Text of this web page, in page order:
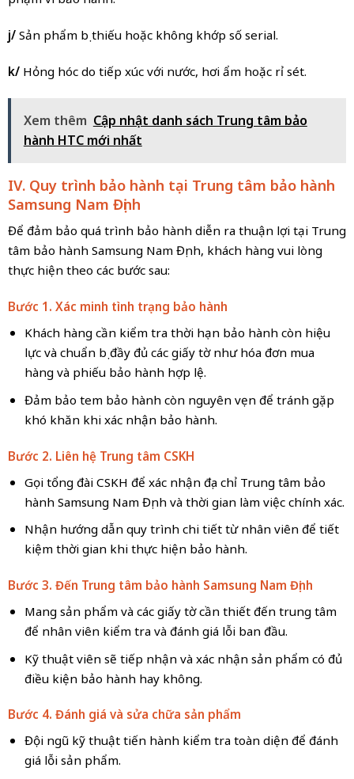
j/Sản phẩm bị thiếu hoặc không khớp số serial.
k/Hỏng hóc do tiếp xúc với nước, hơi ẩm hoặc rỉ sét.
Xem thêm Cập nhật danh sách Trung tâm bảo
hành HTC mới nhất
IV. Quy trình bảo hành tại Trung tâm bảo hành
Samsung Nam Định
Để đảm bảo quá trình bảo hành diễn ra thuận lợi tại Trung
tâm bảo hành Samsung Nam Định, khách hàng vui lòng
thực hiện theo các bước sau:
Bước 1. Xác minh tình trạng bảo hành
Khách hàng cần kiểm tra thời hạn bảo hành còn hiệu
lực và chuẩn bị đầy đủ các giấy tờ như hóa đơn mua
hàng và phiếu bảo hành hợp lệ.
Đảm bảo tem bảo hành còn nguyên vẹn để tránh gặp
khó khăn khi xác nhận bảo hành.
Bước 2. Liên hệ Trung tâm CSKH
Gọi tổng đài CSKH để xác nhận địa chỉ Trung tâm bảo
hành Samsung Nam Định và thời gian làm việc chính xác.
Nhận hướng dẫn quy trình chi tiết từ nhân viên để tiết
kiệm thời gian khi thực hiện bảo hành.
Bước 3. Đến Trung tâm bảo hành Samsung Nam Định
Mang sản phẩm và các giấy tờ cần thiết đến trung tâm
để nhân viên kiểm tra và đánh giá lỗi ban đầu.
Kỹ thuật viên sẽ tiếp nhận và xác nhận sản phẩm có đủ
điều kiện bảo hành hay không.
Bước 4. Đánh giá và sửa chữa sản phẩm
Đội ngũ kỹ thuật tiến hành kiểm tra toàn diện để đánh
giá lỗi sản phẩm.